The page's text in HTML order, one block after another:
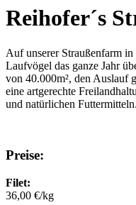
Reihofer´s
Auf unserer Straußenfarm
Laufvögel das ganze Jahr
von 40.000m², den Auslauf
eine artgerechte
und natürlichen Futtermitteln.
Preise:
Filet:
36,00 €/kg